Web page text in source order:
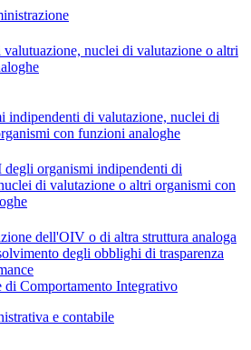
nuclei di valutazione o altri
indipendenti di valutazione, nuclei di
con funzioni analoghe
organismi indipendenti di
di valutazione o altri organismi con
dell'OIV o di altra struttura analoga
degli obblighi di trasparenza
di Comportamento Integrativo
e contabile